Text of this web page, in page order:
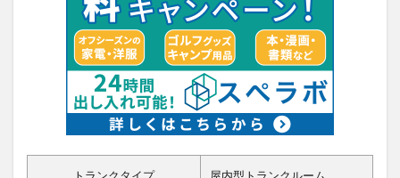
トランクタイプ 屋内型トランクルーム